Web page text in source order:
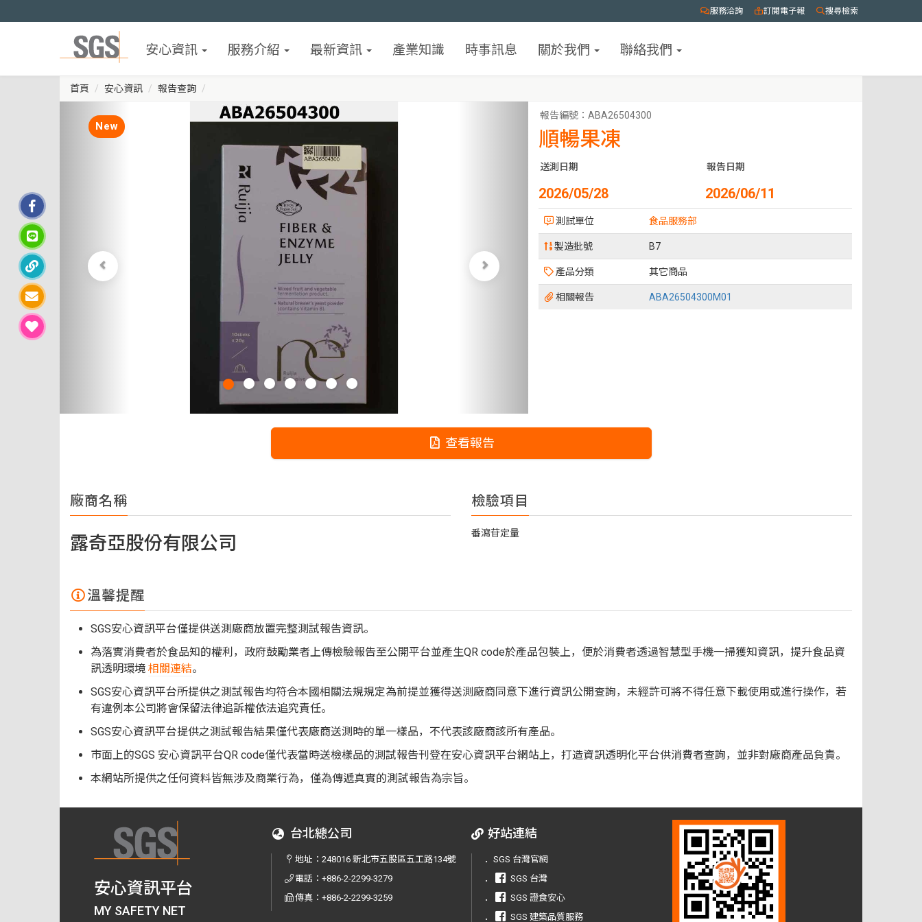
服務洽詢 訂閱電子報 搜尋檢索
安心資訊 服務介紹 最新資訊 產業知識 時事訊息 關於我們 聯絡我們
首頁 安心資訊 報告查詢
New
報告編號： ABA26504300
順暢果凍
送測日期
2026/05/28
報告日期
2026/06/11
測試單位 食品服務部
製造批號 B7
產品分類 其它商品
相關報告 ABA26504300M01
查看報告
廠商名稱
露奇亞股份有限公司
檢驗項目
番瀉苷定量
溫馨提醒
SGS安心資訊平台僅提供送測廠商放置完整測試報告資訊。
為落實消費者於食品知的權利，政府鼓勵業者上傳檢驗報告至公開平台並產生QR code於產品包裝上，便於消費者透過智慧型手機一掃獲知資訊，提升食品資
訊透明環境 相關連結。
SGS安心資訊平台所提供之測試報告均符合本國相關法規規定為前提並獲得送測廠商同意下進行資訊公開查詢，未經許可將不得任意下載使用或進行操作，若
有違例本公司將會保留法律追訴權依法追究責任。
SGS安心資訊平台提供之測試報告結果僅代表廠商送測時的單一樣品，不代表該廠商該所有產品。
市面上的SGS 安心資訊平台QR code僅代表當時送檢樣品的測試報告刊登在安心資訊平台網站上，打造資訊透明化平台供消費者查詢，並非對廠商產品負責。
本網站所提供之任何資料皆無涉及商業行為，僅為傳遞真實的測試報告為宗旨。
安心資訊平台
MY SAFETY NET
台北總公司
地址： 248016 新北市五股區五工路134號
電話： +886-2-2299-3279
傳真： +886-2-2299-3259
好站連結
． SGS 台灣官網
．
SGS 台灣
．
SGS 證食安心
．
SGS 建築品質服務